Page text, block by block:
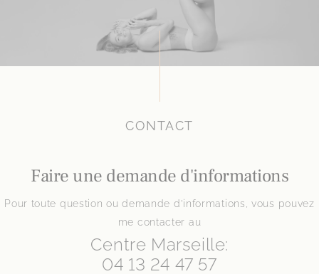
CONTACT
Faire une demande d'informations
Pour toute question ou demande d’informations, vous pouvez
me contacter au
Centre Marseille:
04 13 24 47 57